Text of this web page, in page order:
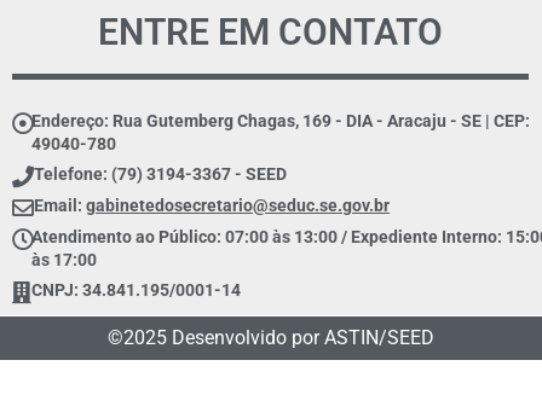
ENTRE EM CONTATO
Endereço: Rua Gutemberg Chagas, 169 - DIA - Aracaju - SE | CEP:
49040-780
Telefone: (79) 3194-3367 - SEED
Email: gabinetedosecretario@seduc.se.gov.br
Atendimento ao Público: 07:00 às 13:00 / Expediente Interno:
às 17:00
CNPJ: 34.841.195/0001-14
©2025 Desenvolvido por ASTIN/SEED